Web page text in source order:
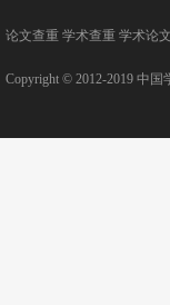
论文查重 学术查重 学术论
Copyright © 2012-2019 中国